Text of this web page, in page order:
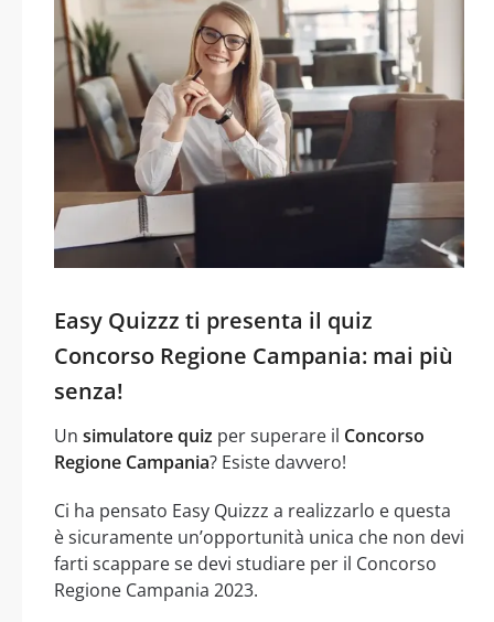
Easy Quizzz ti presenta il quiz
Concorso Regione Campania: mai più
senza!
Un simulatore quiz per superare il Concorso
Regione Campania? Esiste davvero!
Ci ha pensato Easy Quizzz a realizzarlo e questa
è sicuramente un’opportunità unica che non devi
farti scappare se devi studiare per il Concorso
Regione Campania 2023.